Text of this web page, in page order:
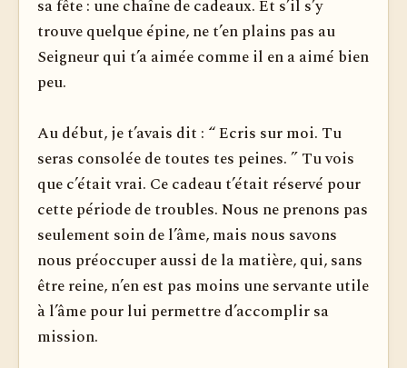
sa fête : une chaîne de cadeaux. Et s’il s’y
trouve quelque épine, ne t’en plains pas au
Seigneur qui t’a aimée comme il en a aimé bien
peu.
Au début, je t’avais dit : “ Ecris sur moi. Tu
seras consolée de toutes tes peines. ” Tu vois
que c’était vrai. Ce cadeau t’était réservé pour
cette période de troubles. Nous ne prenons pas
seulement soin de l’âme, mais nous savons
nous préoccuper aussi de la matière, qui, sans
être reine, n’en est pas moins une servante utile
à l’âme pour lui permettre d’accomplir sa
mission.